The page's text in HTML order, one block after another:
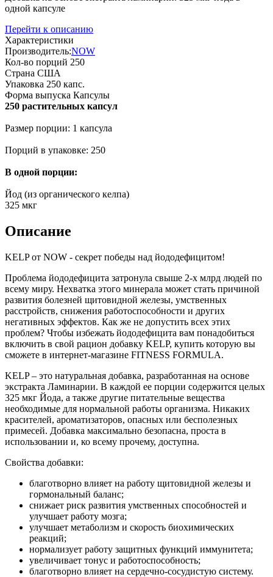
одной капсуле
Перейти к описанию
Характеристики
Производитель:NOW
Кол-во порций 250
Страна США
Упаковка 250 капс.
Форма выпуска Капсулы
250 растительных капсул
Размер порции: 1 капсула
Порций в упаковке: 250
В одной порции:
Йод (из органического келпа)
325 мкг
Описание
KELP от NOW - секрет победы над йододефицитом!
Проблема йододефицита затронула свыше 2-х млрд людей по
всему миру. Нехватка этого минерала может стать причиной
развития болезней щитовидной железы, умственных
расстройств, снижения работоспособности и других
негативных эффектов. Как же не допустить всех этих
проблем? Чтобы избежать йододефицита вам понадобиться
включить в свой рацион добавку KELP, купить которую вы
сможете в интернет-магазине FITNESS FORMULA.
KELP – это натуральная добавка, разработанная на основе
экстракта Ламинарии. В каждой ее порции содержится целых
325 мкг Йода, а также другие питательные вещества
необходимые для нормальной работы организма. Никаких
красителей, ароматизаторов, опасных или бесполезных
примесей. Добавка максимально безопасна, проста в
использовании и, ко всему прочему, доступна.
Свойства добавки:
благотворно влияет на работу щитовидной железы и
гормональный баланс;
снижает риск развития умственных способностей и
улучшает работу мозга;
улучшает метаболизм и скорость биохимических
реакций;
нормализует работу защитных функций иммунитета;
увеличивает тонус и работоспособность;
благотворно влияет на сердечно-сосудистую систему.